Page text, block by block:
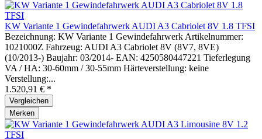
KW Variante 1 Gewindefahrwerk AUDI A3 Cabriolet 8V 1.8 TFSI
Bezeichnung: KW Variante 1 Gewindefahrwerk Artikelnummer:
1021000Z Fahrzeug: AUDI A3 Cabriolet 8V (8V7, 8VE)
(10/2013-) Baujahr: 03/2014- EAN: 4250580447221 Tieferlegung
VA / HA: 30-60mm / 30-55mm Härteverstellung: keine
Verstellung:...
1.520,91 € *
Vergleichen
Merken